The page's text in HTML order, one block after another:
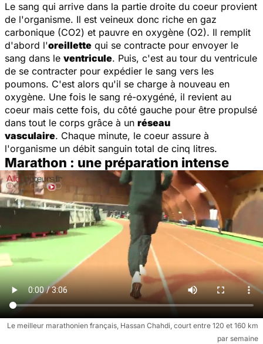
Le sang qui arrive dans la partie droite du coeur provient
de l'organisme. Il est veineux donc riche en gaz
carbonique (CO2) et pauvre en oxygène (O2). Il remplit
d'abord l'oreillette qui se contracte pour envoyer le
sang dans le ventricule. Puis, c'est au tour du ventricule
de se contracter pour expédier le sang vers les
poumons. C'est alors qu'il se charge à nouveau en
oxygène. Une fois le sang ré-oxygéné, il revient au
coeur mais cette fois, du côté gauche pour être propulsé
dans tout le corps grâce à un réseau
vasculaire. Chaque minute, le coeur assure à
l'organisme un débit sanguin total de cinq litres.
Marathon : une préparation intense
Le meilleur marathonien français, Hassan Chahdi, court entre 120 et 160 km
par semaine